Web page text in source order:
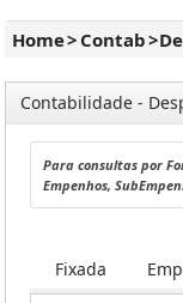
Home> Contab>
Contabilidade -
Para consultas por
Empenhos,
Fixada